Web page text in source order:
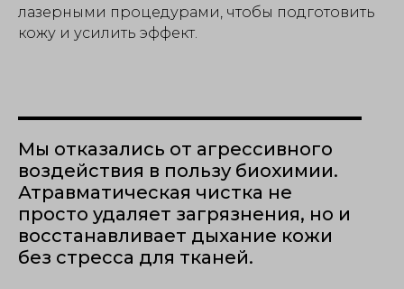
лазерными процедурами, чтобы подготовить
кожу и усилить эффект.
Мы отказались от агрессивного
воздействия в пользу биохимии.
Атравматическая чистка не
просто удаляет загрязнения, но и
восстанавливает дыхание кожи
без стресса для тканей.